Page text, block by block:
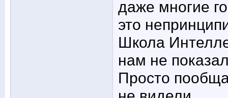
даже многие
это
Школа
нам не
Просто